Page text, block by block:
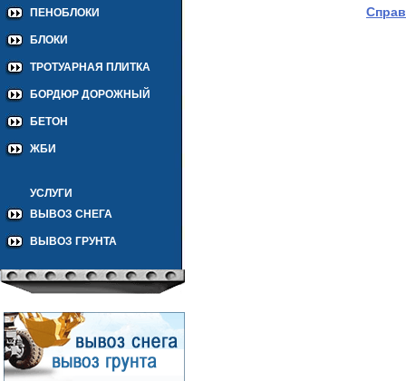
ПЕНОБЛОКИ
БЛОКИ
ТРОТУАРНАЯ ПЛИТКА
БОРДЮР ДОРОЖНЫЙ
БЕТОН
ЖБИ
УСЛУГИ
ВЫВОЗ СНЕГА
ВЫВОЗ ГРУНТА